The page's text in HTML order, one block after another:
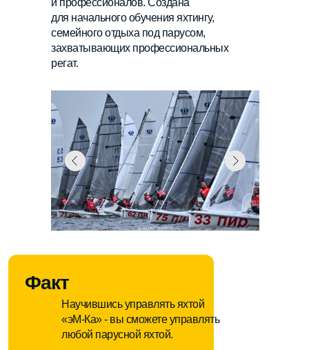
Факт
Научившись управлять яхтой
«эМ-Ка» - вы сможете управлять
любой парусной яхтой.
и профессионалов. Создана
для начального обучения яхтингу,
семейного отдыха под парусом,
захватывающих профессиональных
регат.